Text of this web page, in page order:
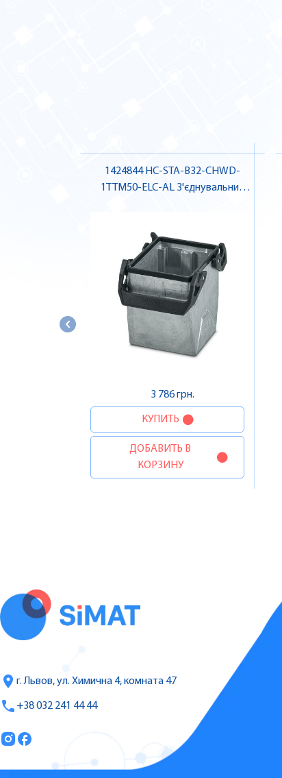
1424844 HC-STA-B32-CHWD-
1TTM50-ELC-AL З'єднувальний
3 786 грн.
КУПИТЬ
ДОБАВИТЬ В
КОРЗИНУ
г. Львов, ул. Химична 4, комната 47
+38 032 241 44 44